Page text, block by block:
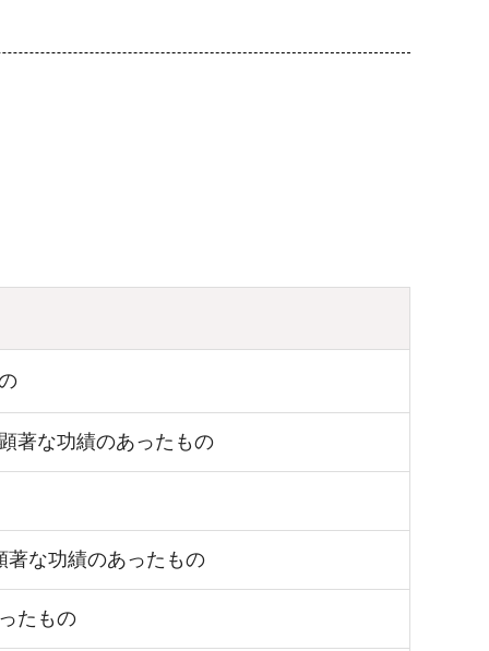
著な功績のあったもの
著な功績のあったもの
たもの